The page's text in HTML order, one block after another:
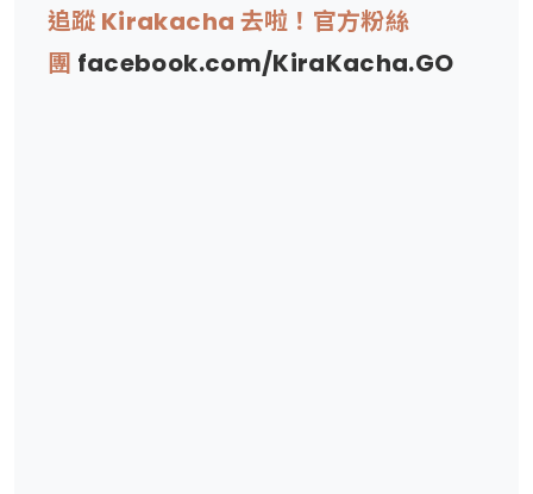
追蹤 Kirakacha 去啦！官方粉絲
團 facebook.com/KiraKacha.GO